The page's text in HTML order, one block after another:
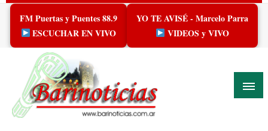
Skip
content
FM Puertas y Puentes 88.9
ESCUCHAR EN VIVO
YO TE AVISÉ - Marcelo Parra
VIDEOS y VIVO